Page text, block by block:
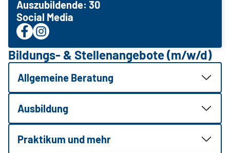
Auszubildende: 30
Social Media
Bildungs- & Stellenangebote (m/w/d)
Allgemeine Beratung
Ausbildung
Praktikum und mehr